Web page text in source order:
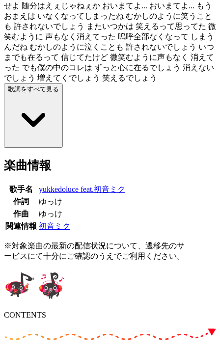
せよ 随分はえぇじゃねぇか おいまてよ... おいまてよ... もう
おまえは いなくなってしまったね むかしのように笑うこと
も 許されないでしょう またいつかは 笑えるって思ってた 微
笑むように 声もなく消えてった 嗚呼全部なくなって しまう
んだね むかしのように泣くことも 許されないでしょう いつ
までも在るって 信じてたけど 微笑むように声もなく 消えて
った でも僕の中のコレは ずっと心に在るでしょう 消えない
でしょう 増えてくでしょう 笑えるでしょう
歌詞をすべて見る
楽曲情報
歌手名
yukkedoluce feat.初音ミク
作詞
ゆっけ
作曲
ゆっけ
関連情報 初音ミク
※対象楽曲の最新の配信状況について、遷移先のサ
ービスにて十分にご確認のうえでご利用ください。
CONTENTS